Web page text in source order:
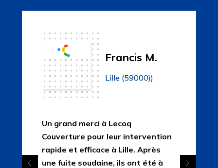
Francis M.
Lille (59000))
Un grand merci à Lecoq
Couverture pour leur intervention
rapide et efficace à Lille. Après
une fuite soudaine, ils ont été à